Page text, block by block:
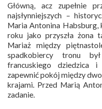
Główną, acz zupełnie
najsłynniejszych –
Maria Antonina
roku jako przyszła żona
Mariaż między
spadkobiercy tronu
francuskiego dziedzica i
zapewnić pokój między
krajami. Przed Marią
zadanie.